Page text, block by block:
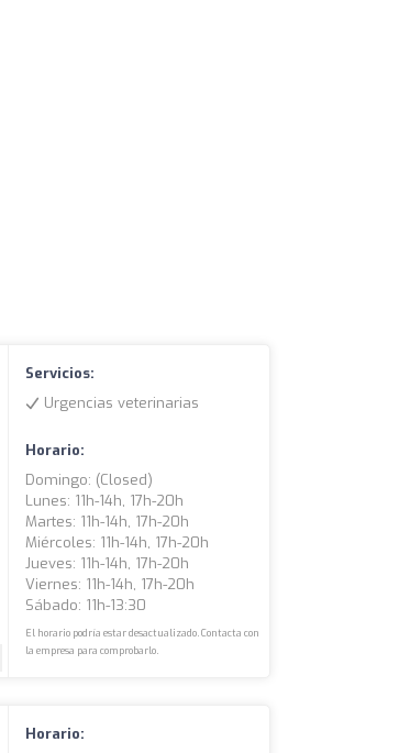
Servicios:
Urgencias veterinarias
Horario:
Domingo: (closed)
Lunes: 11h-14h, 17h-20h
Martes: 11h-14h, 17h-20h
Miércoles: 11h-14h, 17h-20h
Jueves: 11h-14h, 17h-20h
Viernes: 11h-14h, 17h-20h
Sábado: 11h-13:30
El horario podría estar desactualizado. Contacta con
la empresa para comprobarlo.
Horario: